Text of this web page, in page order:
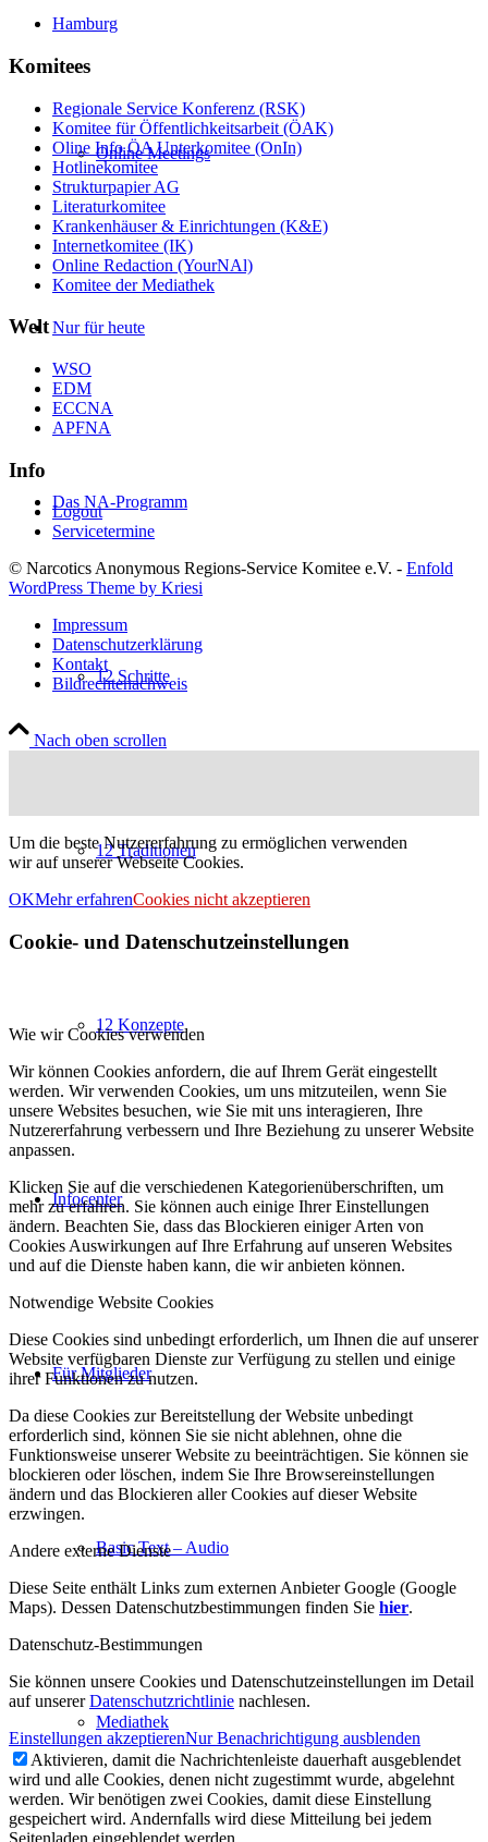
Online Meetings
Nur für heute
Das NA-Programm
12 Schritte
12 Traditionen
12 Konzepte
Infocenter
Für Mitglieder
Basic Text – Audio
Mediathek
Hamburg
Komitees
Regionale Service Konferenz (RSK)
Komitee für Öffentlichkeitsarbeit (ÖAK)
Oline Info ÖA Unterkomitee (OnIn)
Hotlinekomitee
Strukturpapier AG
Literaturkomitee
Krankenhäuser & Einrichtungen (K&E)
Internetkomitee (IK)
Online Redaction (YourNAl)
Komitee der Mediathek
Welt
WSO
EDM
ECCNA
APFNA
Info
Logout
Servicetermine
© Narcotics Anonymous Regions-Service Komitee e.V. - Enfold
WordPress Theme by Kriesi
Impressum
Datenschutzerklärung
Kontakt
Bildrechtenachweis
Nach oben scrollen
Um die beste Nutzererfahrung zu ermöglichen verwenden
wir auf unserer Webseite Cookies.
OKMehr erfahrenCookies nicht akzeptieren
Cookie- und Datenschutzeinstellungen
Wie wir Cookies verwenden
Wir können Cookies anfordern, die auf Ihrem Gerät eingestellt
werden. Wir verwenden Cookies, um uns mitzuteilen, wenn Sie
unsere Websites besuchen, wie Sie mit uns interagieren, Ihre
Nutzererfahrung verbessern und Ihre Beziehung zu unserer Website
anpassen.
Klicken Sie auf die verschiedenen Kategorienüberschriften, um
mehr zu erfahren. Sie können auch einige Ihrer Einstellungen
ändern. Beachten Sie, dass das Blockieren einiger Arten von
Cookies Auswirkungen auf Ihre Erfahrung auf unseren Websites
und auf die Dienste haben kann, die wir anbieten können.
Notwendige Website Cookies
Diese Cookies sind unbedingt erforderlich, um Ihnen die auf unserer
Website verfügbaren Dienste zur Verfügung zu stellen und einige
ihrer Funktionen zu nutzen.
Da diese Cookies zur Bereitstellung der Website unbedingt
erforderlich sind, können Sie sie nicht ablehnen, ohne die
Funktionsweise unserer Website zu beeinträchtigen. Sie können sie
blockieren oder löschen, indem Sie Ihre Browsereinstellungen
ändern und das Blockieren aller Cookies auf dieser Website
erzwingen.
Andere externe Dienste
Diese Seite enthält Links zum externen Anbieter Google (Google
Maps). Dessen Datenschutzbestimmungen finden Sie hier.
Datenschutz-Bestimmungen
Sie können unsere Cookies und Datenschutzeinstellungen im Detail
auf unsererDatenschutzrichtlinie nachlesen.
Einstellungen akzeptierenNur Benachrichtigung ausblenden
Aktivieren, damit die Nachrichtenleiste dauerhaft ausgeblendet
wird und alle Cookies, denen nicht zugestimmt wurde, abgelehnt
werden. Wir benötigen zwei Cookies, damit diese Einstellung
gespeichert wird. Andernfalls wird diese Mitteilung bei jedem
Seitenladen eingeblendet werden.